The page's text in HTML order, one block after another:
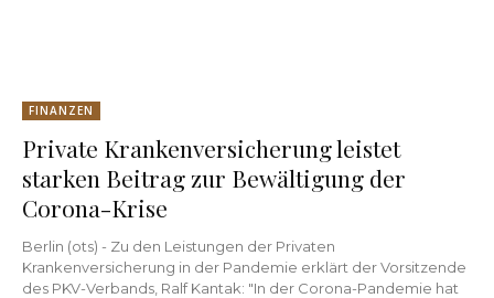
FINANZEN
Private Krankenversicherung leistet
starken Beitrag zur Bewältigung der
Corona-Krise
Berlin (ots) - Zu den Leistungen der Privaten
Krankenversicherung in der Pandemie erklärt der Vorsitzende
des PKV-Verbands, Ralf Kantak: "In der Corona-Pandemie hat